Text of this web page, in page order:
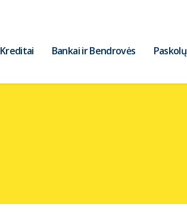
Kreditai Bankai ir Bendrovės